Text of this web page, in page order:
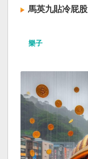
馬英九貼冷屁股
樂子